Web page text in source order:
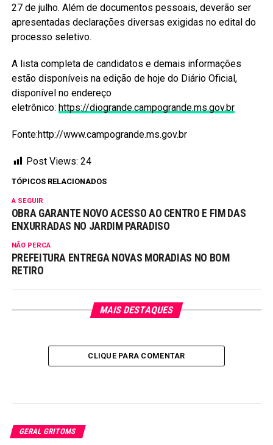
27 de julho. Além de documentos pessoais, deverão ser
apresentadas declarações diversas exigidas no edital do
processo seletivo.
A lista completa de candidatos e demais informações
estão disponíveis na edição de hoje do Diário Oficial,
disponível no endereço
eletrônico: https://diogrande.campogrande.ms.gov.br
Fonte:http://www.campogrande.ms.gov.br
Post Views: 24
TÓPICOS RELACIONADOS
A SEGUIR
OBRA GARANTE NOVO ACESSO AO CENTRO E FIM DAS
ENXURRADAS NO JARDIM PARADISO
NÃO PERCA
PREFEITURA ENTREGA NOVAS MORADIAS NO BOM
RETIRO
MAIS DESTAQUES
CLIQUE PARA COMENTAR
GERAL GRITOMS